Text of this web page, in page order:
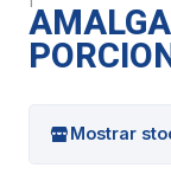
Mostrar